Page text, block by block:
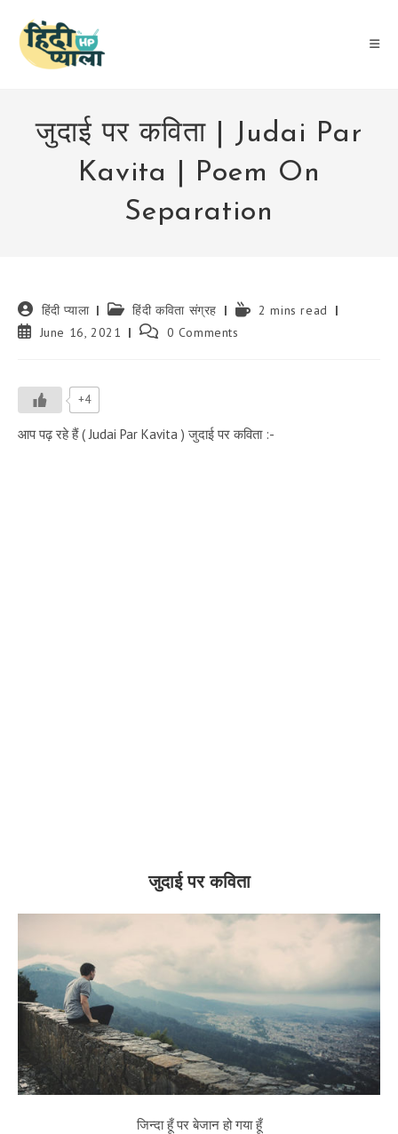
content
जुदाई पर कविता | Judai Par
Kavita | Poem On
Separation
Post
author:
हिंदी प्याला
Post
category:
हिंदी कविता संग्रह
Reading2 mins read
PostJune 16, 2021
Post 0 Comments
+4
आप पढ़ रहे हैं ( Judai Par Kavita ) जुदाई पर कविता :-
जुदाई पर कविता
जिन्दा हूँ पर बेजान हो गया हूँ